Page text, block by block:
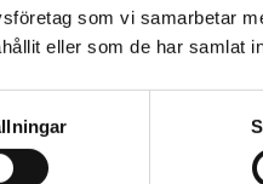
som vi samarbetar
eller som de har samlat